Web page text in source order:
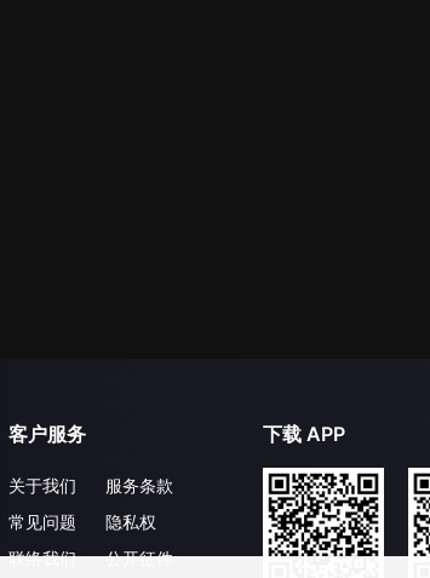
客户服务
关于我们
常见问题
联络我们
服务条款
隐私权
公开征件
下载 APP